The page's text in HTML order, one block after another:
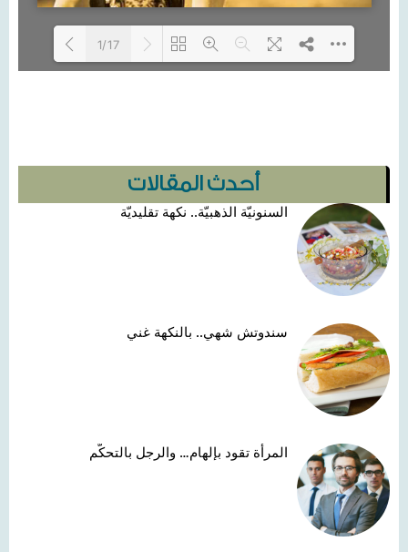
أحدث المقالات
السنونيّة الذهبيّة.. نكهة تقليديّة
سندوتش شهي.. بالنكهة غني
المرأة تقود بإلهام… والرجل بالتحكّم
1/17